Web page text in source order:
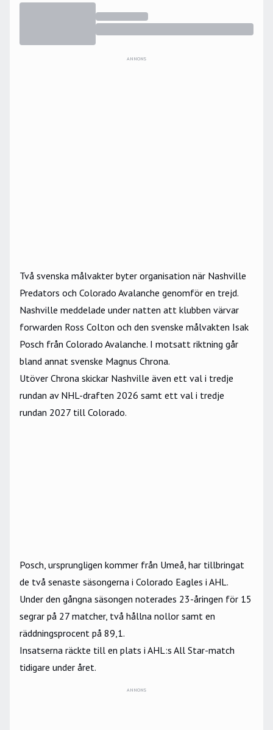
ANNONS
Två svenska målvakter byter organisation när Nashville
Predators och Colorado Avalanche genomför en trejd.
Nashville meddelade under natten att klubben värvar
forwarden Ross Colton och den svenske målvakten Isak
Posch från Colorado Avalanche. I motsatt riktning går
bland annat svenske Magnus Chrona.
Utöver Chrona skickar Nashville även ett val i tredje
rundan av NHL-draften 2026 samt ett val i tredje
rundan 2027 till Colorado.
Posch, ursprungligen kommer från Umeå, har tillbringat
de två senaste säsongerna i Colorado Eagles i AHL.
Under den gångna säsongen noterades 23-åringen för 15
segrar på 27 matcher, två hållna nollor samt en
räddningsprocent på 89,1.
Insatserna räckte till en plats i AHL:s All Star-match
tidigare under året.
ANNONS